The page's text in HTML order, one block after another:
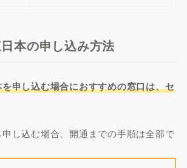
本の申し込み方法
申し込む場合におすすめの窓口は、セ
し込む場合、開通までの手順は全部で